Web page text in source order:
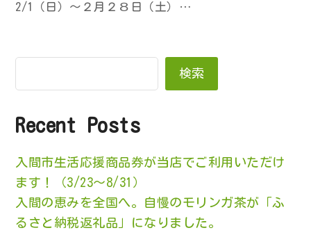
2/1（日）～２月２８日（土）…
検索
Recent Posts
入間市生活応援商品券が当店でご利用いただけ
ます！（3/23～8/31）
入間の恵みを全国へ。自慢のモリンガ茶が「ふ
るさと納税返礼品」になりました。